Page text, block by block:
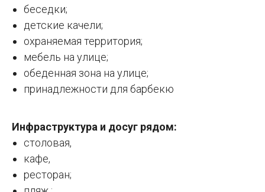
беседки;
детские качели;
охраняемая территория;
мебель на улице;
обеденная зона на улице;
принадлежности для барбекю
Инфраструктура и досуг рядом:
столовая,
кафе,
ресторан;